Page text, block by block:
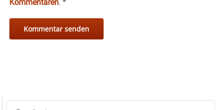
Kommentaren. *